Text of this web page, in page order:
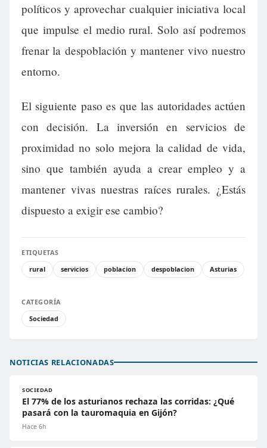
políticos y aprovechar cualquier iniciativa local
que impulse el medio rural. Solo así podremos
frenar la despoblación y mantener vivo nuestro
entorno.
El siguiente paso es que las autoridades actúen
con decisión. La inversión en servicios de
proximidad no solo mejora la calidad de vida,
sino que también ayuda a crear empleo y a
mantener vivas nuestras raíces rurales. ¿Estás
dispuesto a exigir ese cambio?
ETIQUETAS
rural
servicios poblacion despoblacion Asturias
CATEGORÍA
Sociedad
NOTICIAS RELACIONADAS
SOCIEDAD
El 77% de los asturianos rechaza las corridas: ¿Qué
pasará con la tauromaquia en Gijón?
Hace 6h